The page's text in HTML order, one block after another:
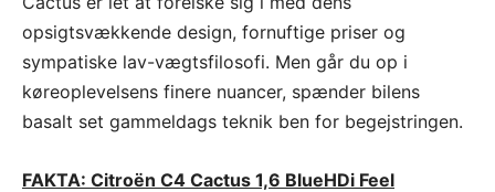
opsigtsvækkende design, fornuftige priser og
sympatiske lav-vægtsfilosofi. Men går du op i
køreoplevelsens finere nuancer, spænder bilens
basalt set gammeldags teknik ben for begejstringen.
FAKTA: Citroën C4 Cactus 1,6 BlueHDi Feel